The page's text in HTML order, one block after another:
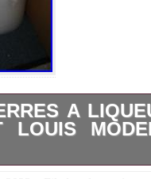
A
LOUIS